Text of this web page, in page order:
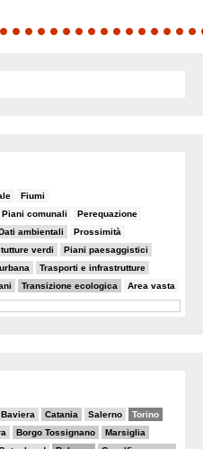
Fiumi
Piani comunali Perequazione
ambientali Prossimità
verdi Piani paesaggistici
Trasporti e infrastrutture
Transizione ecologica Area vasta
Catania Salerno Torino
Borgo Tossignano Marsiglia